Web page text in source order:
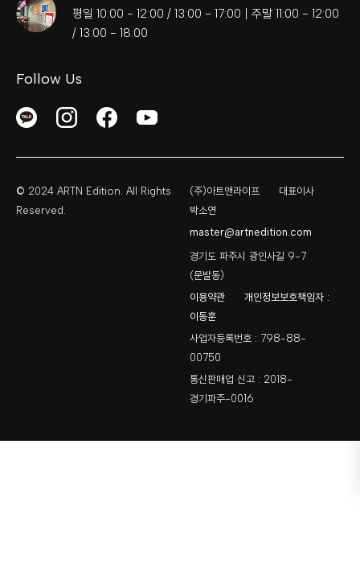
평일 10:00 - 12:00 / 13:00 - 17:00 | 주말 11:00 - 12:00
/ 13:00 - 18:00
Follow Us
© 2024 ARTN Edition. All Rights
Reserved.
(주)아트앤라이프
대표이사
박소연
master@artnedition.com
경기도 파주시 광인사길 9-7
(문발동)
이용약관
개인정보보호책임자 :
이동훈
사업자등록번호 : 798-88-
00750
통신판매업 신고 : 2018-
경기파주-0016